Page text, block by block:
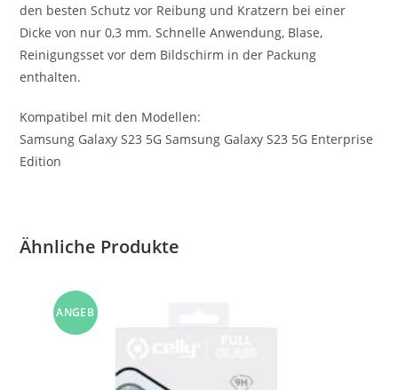
den besten Schutz vor Reibung und Kratzern bei einer
Dicke von nur 0,3 mm. Schnelle Anwendung, Blase,
Reinigungsset vor dem Bildschirm in der Packung
enthalten.
Kompatibel mit den Modellen:
Samsung Galaxy S23 5G Samsung Galaxy S23 5G Enterprise
Edition
Ähnliche Produkte
ANGEB